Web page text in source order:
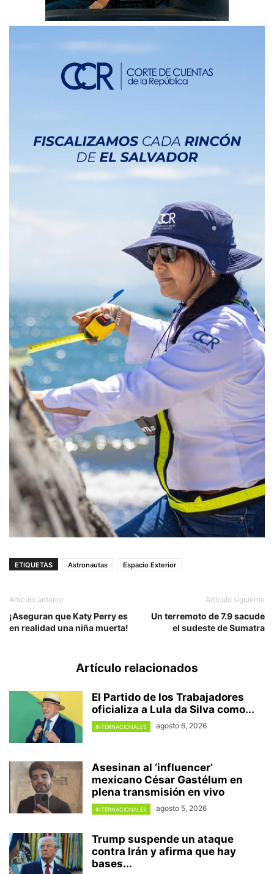
ETIQUETAS Astronautas Espacio Exterior
Artículo anterior
¡Aseguran que Katy Perry es
en realidad una niña muerta!
Artículo siguiente
Un terremoto de 7.9 sacude
el sudeste de Sumatra
Artículo relacionados
El Partido de los Trabajadores
oficializa a Lula da Silva como...
INTERNACIONALES agosto 6, 2026
Asesinan al ‘influencer’
mexicano César Gastélum en
plena transmisión en vivo
INTERNACIONALES agosto 5, 2026
Trump suspende un ataque
contra Irán y afirma que hay
bases...